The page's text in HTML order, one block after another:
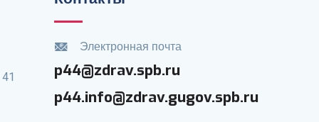
Электронная почта
p44@zdrav.spb.ru
p44.info@zdrav.gugov.spb.ru